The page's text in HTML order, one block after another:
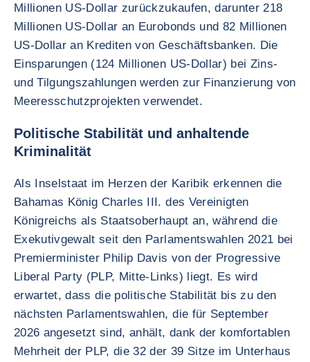
Millionen US-Dollar zurückzukaufen, darunter 218
Millionen US-Dollar an Eurobonds und 82 Millionen
US-Dollar an Krediten von Geschäftsbanken. Die
Einsparungen (124 Millionen US-Dollar) bei Zins-
und Tilgungszahlungen werden zur Finanzierung von
Meeresschutzprojekten verwendet.
Politische Stabilität und anhaltende
Kriminalität
Als Inselstaat im Herzen der Karibik erkennen die
Bahamas König Charles III. des Vereinigten
Königreichs als Staatsoberhaupt an, während die
Exekutivgewalt seit den Parlamentswahlen 2021 bei
Premierminister Philip Davis von der Progressive
Liberal Party (PLP, Mitte-Links) liegt. Es wird
erwartet, dass die politische Stabilität bis zu den
nächsten Parlamentswahlen, die für September
2026 angesetzt sind, anhält, dank der komfortablen
Mehrheit der PLP, die 32 der 39 Sitze im Unterhaus